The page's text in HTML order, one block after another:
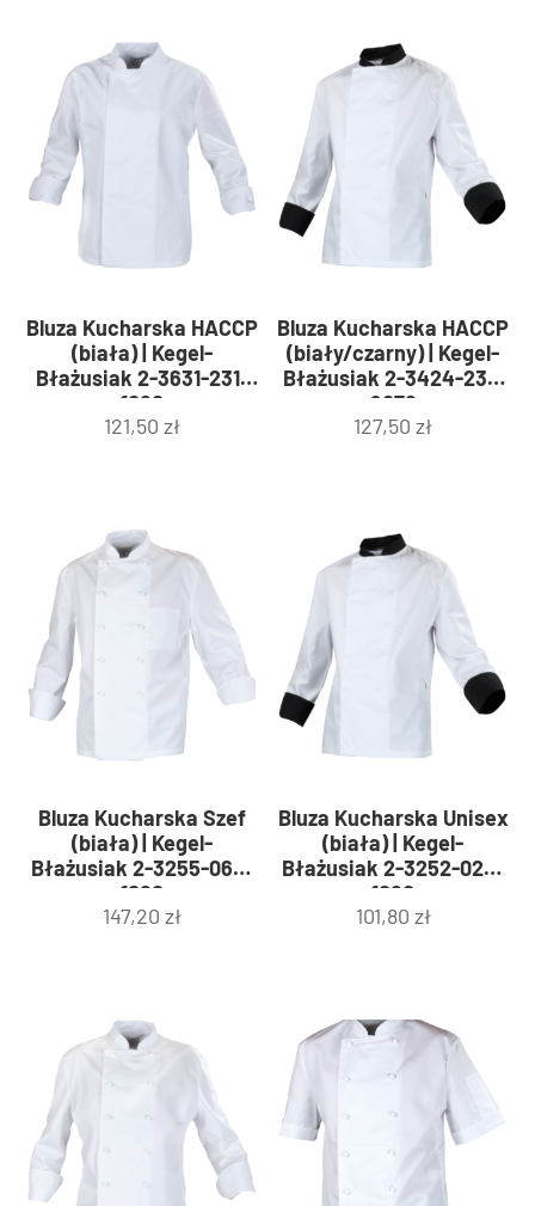
Bluza Kucharska HACCP
(biała) | Kegel-
Błażusiak 2-3631-231-
1080
121,50 zł
Bluza Kucharska HACCP
(biały/czarny) | Kegel-
Błażusiak 2-3424-231-
9078
127,50zł
Bluza Kucharska Szef
(biała) | Kegel-
Błażusiak 2-3255-060-
1080
147,20 zł
Bluza Kucharska Unisex
(biała) | Kegel-
Błażusiak 2-3252-020-
1080
101,80 zł